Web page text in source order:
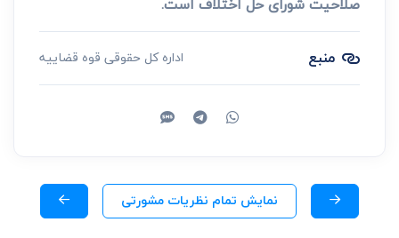
منبع اداره کل حقوقی قوه قضاییه
نمایش تمام نظریات مشورتی